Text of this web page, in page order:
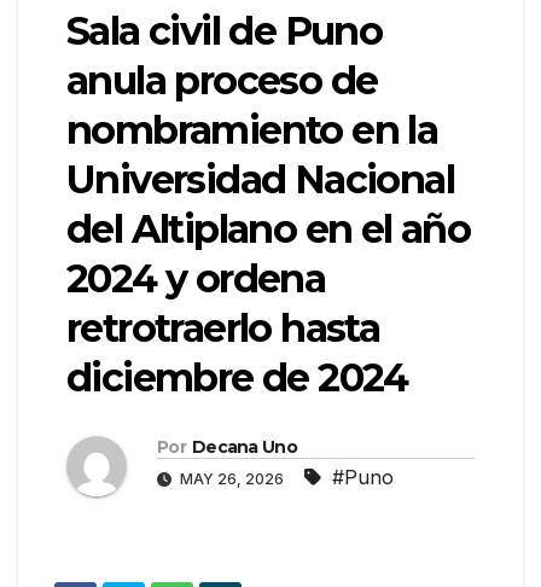
Sala civil de Puno
anula proceso de
nombramiento en la
Universidad Nacional
del Altiplano en el año
2024 y ordena
retrotraerlo hasta
diciembre de 2024
Por Decana Uno
MAY 26, 2026 #Puno